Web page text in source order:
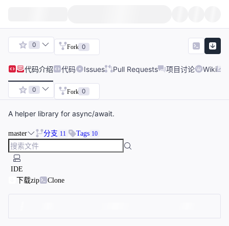
0 Fork 0
代码介绍 代码 Issues Pull Requests 项目讨论 Wiki
0 Fork 0
A helper library for async/await.
master 分支 11 Tags 10
IDE
下载zip
Clone